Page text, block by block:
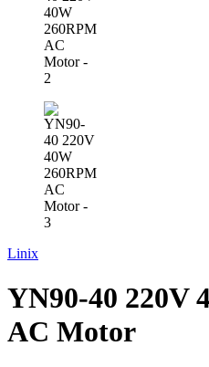
Linix
YN90-40 220V
AC Motor